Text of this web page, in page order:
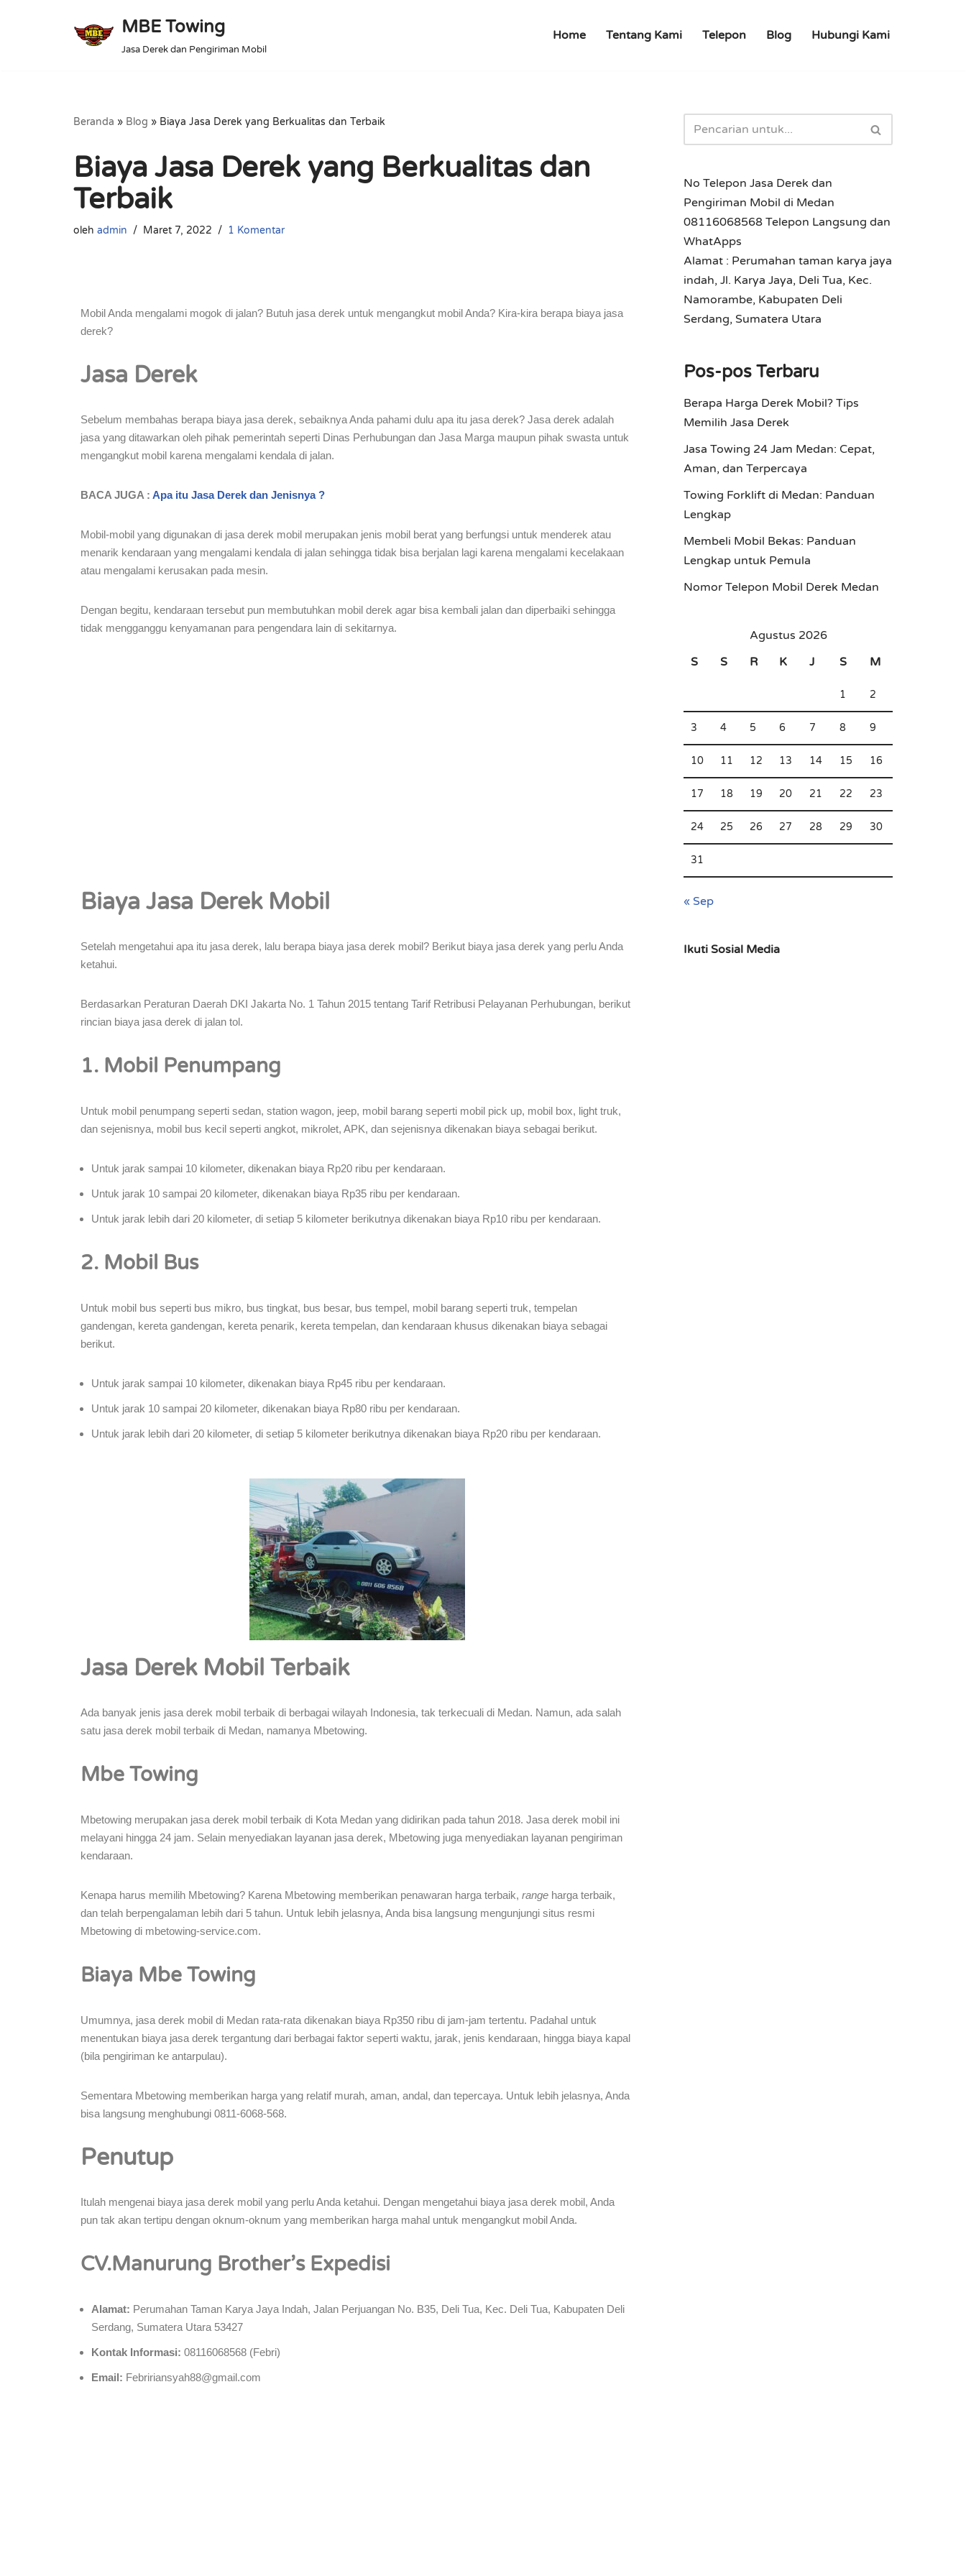
MBE Towing
Jasa Derek dan Pengiriman Mobil
Home Tentang Kami Telepon Blog Hubungi Kami
Beranda » Blog » Biaya Jasa Derek yang Berkualitas dan Terbaik
Biaya Jasa Derek yang Berkualitas dan
Terbaik
oleh admin Maret 7, 2022 1 Komentar
Mobil Anda mengalami mogok di jalan? Butuh jasa derek untuk mengangkut mobil Anda? Kira-kira berapa biaya jasa
derek?
Jasa Derek
Sebelum membahas berapa biaya jasa derek, sebaiknya Anda pahami dulu apa itu jasa derek? Jasa derek adalah
jasa yang ditawarkan oleh pihak pemerintah seperti Dinas Perhubungan dan Jasa Marga maupun pihak swasta untuk
mengangkut mobil karena mengalami kendala di jalan.
BACA JUGA : Apa itu Jasa Derek dan Jenisnya ?
Mobil-mobil yang digunakan di jasa derek mobil merupakan jenis mobil berat yang berfungsi untuk menderek atau
menarik kendaraan yang mengalami kendala di jalan sehingga tidak bisa berjalan lagi karena mengalami kecelakaan
atau mengalami kerusakan pada mesin.
Dengan begitu, kendaraan tersebut pun membutuhkan mobil derek agar bisa kembali jalan dan diperbaiki sehingga
tidak mengganggu kenyamanan para pengendara lain di sekitarnya.
Biaya Jasa Derek Mobil
Setelah mengetahui apa itu jasa derek, lalu berapa biaya jasa derek mobil? Berikut biaya jasa derek yang perlu Anda
ketahui.
Berdasarkan Peraturan Daerah DKI Jakarta No. 1 Tahun 2015 tentang Tarif Retribusi Pelayanan Perhubungan, berikut
rincian biaya jasa derek di jalan tol.
1. Mobil Penumpang
Untuk mobil penumpang seperti sedan, station wagon, jeep, mobil barang seperti mobil pick up, mobil box, light truk,
dan sejenisnya, mobil bus kecil seperti angkot, mikrolet, APK, dan sejenisnya dikenakan biaya sebagai berikut.
Untuk jarak sampai 10 kilometer, dikenakan biaya Rp20 ribu per kendaraan.
Untuk jarak 10 sampai 20 kilometer, dikenakan biaya Rp35 ribu per kendaraan.
Untuk jarak lebih dari 20 kilometer, di setiap 5 kilometer berikutnya dikenakan biaya Rp10 ribu per kendaraan.
2. Mobil Bus
Untuk mobil bus seperti bus mikro, bus tingkat, bus besar, bus tempel, mobil barang seperti truk, tempelan
gandengan, kereta gandengan, kereta penarik, kereta tempelan, dan kendaraan khusus dikenakan biaya sebagai
berikut.
Untuk jarak sampai 10 kilometer, dikenakan biaya Rp45 ribu per kendaraan.
Untuk jarak 10 sampai 20 kilometer, dikenakan biaya Rp80 ribu per kendaraan.
Untuk jarak lebih dari 20 kilometer, di setiap 5 kilometer berikutnya dikenakan biaya Rp20 ribu per kendaraan.
Jasa Derek Mobil Terbaik
Ada banyak jenis jasa derek mobil terbaik di berbagai wilayah Indonesia, tak terkecuali di Medan. Namun, ada salah
satu jasa derek mobil terbaik di Medan, namanya Mbetowing.
Mbe Towing
Mbetowing merupakan jasa derek mobil terbaik di Kota Medan yang didirikan pada tahun 2018. Jasa derek mobil ini
melayani hingga 24 jam. Selain menyediakan layanan jasa derek, Mbetowing juga menyediakan layanan pengiriman
kendaraan.
Kenapa harus memilih Mbetowing? Karena Mbetowing memberikan penawaran harga terbaik, range harga terbaik,
dan telah berpengalaman lebih dari 5 tahun. Untuk lebih jelasnya, Anda bisa langsung mengunjungi situs resmi
Mbetowing di mbetowing-service.com.
Biaya Mbe Towing
Umumnya, jasa derek mobil di Medan rata-rata dikenakan biaya Rp350 ribu di jam-jam tertentu. Padahal untuk
menentukan biaya jasa derek tergantung dari berbagai faktor seperti waktu, jarak, jenis kendaraan, hingga biaya kapal
(bila pengiriman ke antarpulau).
Sementara Mbetowing memberikan harga yang relatif murah, aman, andal, dan tepercaya. Untuk lebih jelasnya, Anda
bisa langsung menghubungi 0811-6068-568.
Penutup
Itulah mengenai biaya jasa derek mobil yang perlu Anda ketahui. Dengan mengetahui biaya jasa derek mobil, Anda
pun tak akan tertipu dengan oknum-oknum yang memberikan harga mahal untuk mengangkut mobil Anda.
CV.Manurung Brother’s Expedisi
Alamat: Perumahan Taman Karya Jaya Indah, Jalan Perjuangan No. B35, Deli Tua, Kec. Deli Tua, Kabupaten Deli
Serdang, Sumatera Utara 53427
Kontak Informasi: 08116068568 (Febri)
Email: Febririansyah88@gmail.com
No Telepon Jasa Derek dan
Pengiriman Mobil di Medan
08116068568 Telepon Langsung dan
WhatApps
Alamat : Perumahan taman karya jaya
indah, Jl. Karya Jaya, Deli Tua, Kec.
Namorambe, Kabupaten Deli
Serdang, Sumatera Utara
Pos-pos Terbaru
Berapa Harga Derek Mobil? Tips
Memilih Jasa Derek
Jasa Towing 24 Jam Medan: Cepat,
Aman, dan Terpercaya
Towing Forklift di Medan: Panduan
Lengkap
Membeli Mobil Bekas: Panduan
Lengkap untuk Pemula
Nomor Telepon Mobil Derek Medan
Agustus 2026
S
S R K J S M
1 2
3 4 5 6 7 8 9
10 11 12 13 14 15 16
17 18 19 20 21 22 23
24 25 26 27 28 29 30
31
« Sep
Ikuti Sosial Media